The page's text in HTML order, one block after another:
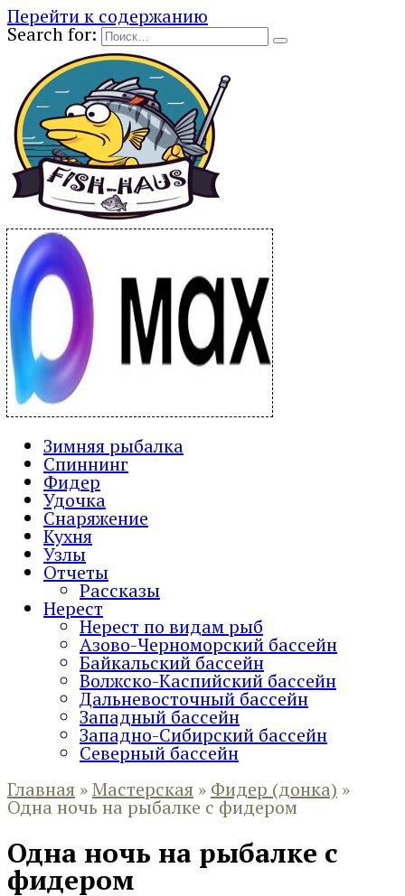
Перейти к содержанию
Search for:
Зимняя рыбалка
Спиннинг
Фидер
Удочка
Снаряжение
Кухня
Узлы
Отчеты
Рассказы
Нерест
Нерест по видам рыб
Азово-Черноморский бассейн
Байкальский бассейн
Волжско-Каспийский бассейн
Дальневосточный бассейн
Западный бассейн
Западно-Сибирский бассейн
Северный бассейн
Главная »Мастерская » Фидер (донка) »
Одна ночь на рыбалке с фидером
Одна ночь на рыбалке с
фидером